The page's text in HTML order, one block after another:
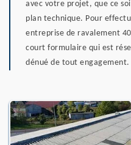
avec votre projet, que ce
plan technique. Pour
entreprise de ravalement
court formulaire qui est
dénué de tout engagement.